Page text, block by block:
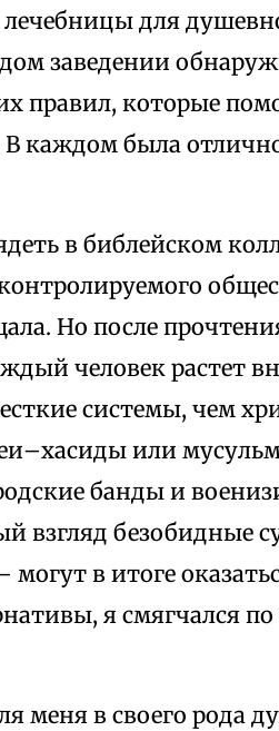
для
заведении
правил, которые
В каждом была
в библейском
Но после
человек растет
системы, чем
или
банды и
взгляд безобидные
в итоге
я смягчался
меня в своего рода